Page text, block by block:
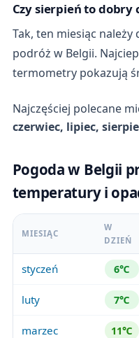
Czy sierpień to dobry
Tak, ten miesiąc należy
podróż w Belgii.
termometry pokazują
Najczęściej polecane
czerwiec, lipiec,
Pogoda w Belgii
temperatury i
MIESIĄC
W
DZIEŃ
styczeń 6℃
luty 7℃
marzec 11℃